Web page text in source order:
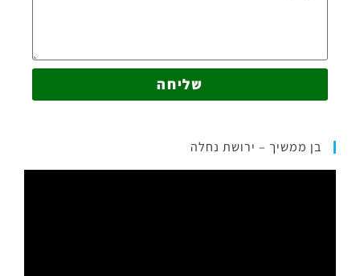
שליחה
בן ממשיך – ירושת נחלה